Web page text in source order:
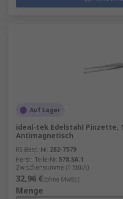
Auf Lager
ideal-tek Edelstahl Pinzette,
Antimagnetisch
RS Best.-Nr. 282-7579
Herst. Teile-Nr. 578.SA.1
Zwischensumme (1 Stück)
32,96 €(ohne MwSt.)
Menge